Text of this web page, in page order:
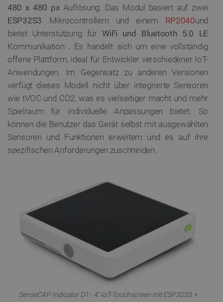
480 x 480 pxAuflösung. Das Modul basiert auf zwei
ESP32S3 Mikrocontrollern und einem RP2040und
bietet Unterstützung fürWiFi und Bluetooth 5.0 LE
Kommunikation . Es handelt sich um eine vollständig
offene Plattform, ideal für Entwickler verschiedener IoT-
Anwendungen. Im Gegensatz zu anderen Versionen
verfügt dieses Modell nicht über integrierte Sensoren
wie tVOC und CO2, was es vielseitiger macht und mehr
Spielraum für individuelle Anpassungen bietet. So
können die Benutzer das Gerät selbst mit ausgewählten
Sensoren und Funktionen erweitern und es auf ihre
spezifischen Anforderungen zuschneiden.
SenseCAP Indicator D1 - 4'' IoT-Touchscreen mit ESP32S3 +